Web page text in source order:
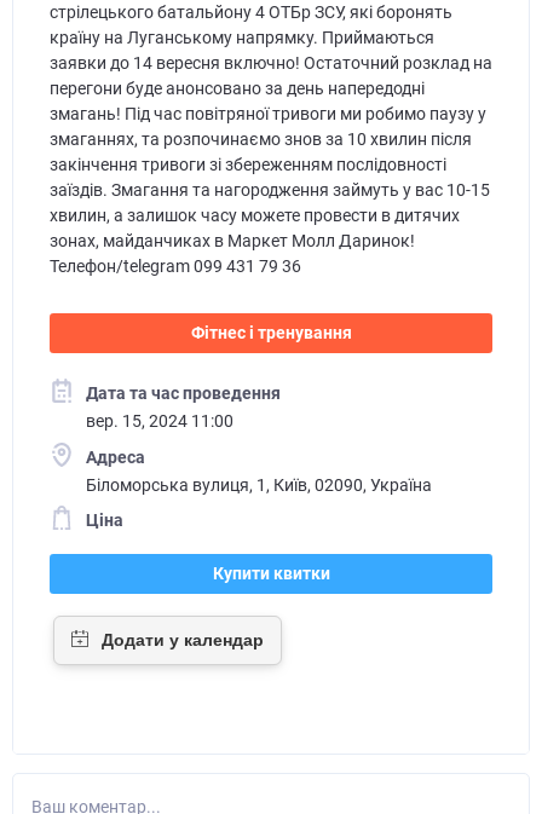
стрілецького батальйону 4 ОТБр ЗСУ, які боронять
країну на Луганському напрямку. Приймаються
заявки до 14 вересня включно! Остаточний розклад на
перегони буде анонсовано за день напередодні
змагань! Під час повітряної тривоги ми робимо паузу у
змаганнях, та розпочинаємо знов за 10 хвилин після
закінчення тривоги зі збереженням послідовності
заїздів. Змагання та нагородження займуть у вас 10-15
хвилин, а залишок часу можете провести в дитячих
зонах, майданчиках в Маркет Молл Даринок!
Телефон/telegram 099 431 79 36
Фітнес і тренування
Дата та час проведення
вер. 15, 2024 11:00
Адреса
Біломорська вулиця, 1, Київ, 02090, Україна
Ціна
Купити квитки
Ваш коментар...